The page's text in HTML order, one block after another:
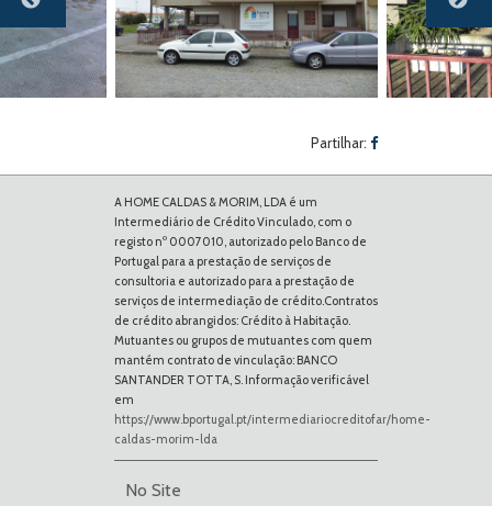
Partilhar:
A HOME CALDAS & MORIM, LDA é um
Intermediário de Crédito Vinculado, com o
registo nº 0007010, autorizado pelo Banco de
Portugal para a prestação de serviços de
consultoria e autorizado para a prestação de
serviços de intermediação de crédito.Contratos
de crédito abrangidos: Crédito à Habitação.
Mutuantes ou grupos de mutuantes com quem
mantém contrato de vinculação: BANCO
SANTANDER TOTTA, S. Informação verificável
em
https://www.bportugal.pt/intermediariocreditofar/home-
caldas-morim-lda
No Site